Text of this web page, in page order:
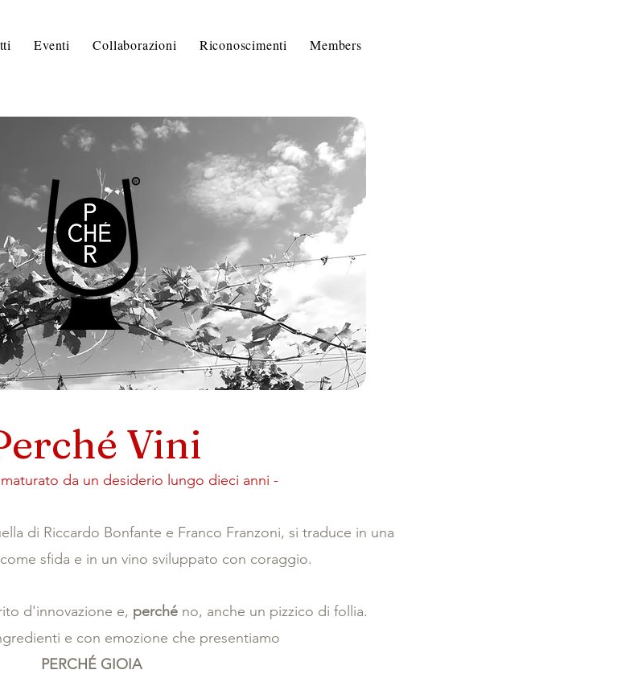
Eventi Collaborazioni Riconoscimenti Members
Vini
da un desiderio lungo dieci anni -
di Riccardo Bonfante e Franco Franzoni, si traduce in una
sfida e in un vino sviluppato con coraggio.
d'innovazione e, perchéno, anche un pizzico di follia.
e con emozione che presentiamo
PERCHÉ GIOIA